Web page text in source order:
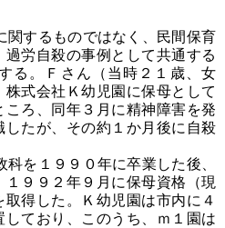
するものではなく、民間保育
労自殺の事例として共通する
る。Ｆさん（当時２１歳、女
式会社Ｋ幼児園に保母として
ろ、同年３月に精神障害を発
たが、その約１か月後に自殺
を１９９０年に卒業した後、
９９２年９月に保母資格（現
得した。Ｋ幼児園は市内に４
ており、このうち、ｍ１園は